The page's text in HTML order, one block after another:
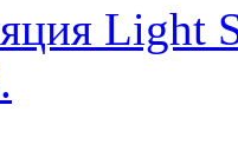
Light